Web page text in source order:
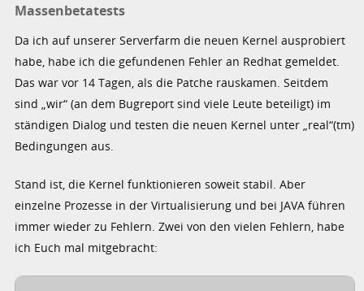
Massenbetatests
Da ich auf unserer Serverfarm die neuen Kernel ausprobiert
habe, habe ich die gefundenen Fehler an Redhat gemeldet.
Das war vor 14 Tagen, als die Patche rauskamen. Seitdem
sind „wir“ (an dem Bugreport sind viele Leute beteiligt) im
ständigen Dialog und testen die neuen Kernel unter „real“(tm)
Bedingungen aus.
Stand ist, die Kernel funktionieren soweit stabil. Aber
einzelne Prozesse in der Virtualisierung und bei JAVA führen
immer wieder zu Fehlern. Zwei von den vielen Fehlern, habe
ich Euch mal mitgebracht: